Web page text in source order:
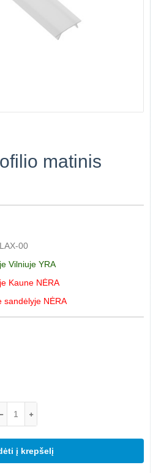
matinis
00
Vilniuje YRA
Kaune NĖRA
sandėlyje NĖRA
į krepšelį